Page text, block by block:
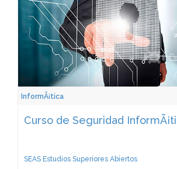
InformÃ¡tica
Curso de Seguridad
SEAS Estudios Superiores Abiertos